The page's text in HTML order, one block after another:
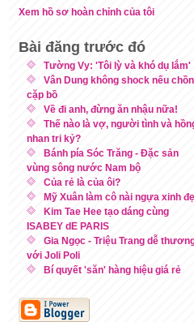
Xem hồ sơ hoàn chỉnh của tôi
Bài đăng trước đó
Tường Vy: 'Tôi lỳ và khó dụ lắm'
Vân Dung không shock nếu
cặp bồ
Về đi anh, đừng ăn nhậu nữa!
Thế nào là vợ, người tình và
nhan tri kỷ?
Bánh pía Sóc Trăng - Đặc sản
vùng sông nước Nam bộ
Của rẻ là của ôi?
Mỹ Xuân làm cô nài ngựa xinh
Kim Tae Hee tạo dáng cùng
ISABEY dE PARIS
Gia Ngọc - Triệu Trang dễ
với Joli Poli
Bí quyết 'săn' hàng hiệu giá rẻ